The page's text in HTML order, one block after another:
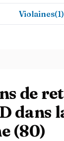
Violaines(1)
de
dans
(80)